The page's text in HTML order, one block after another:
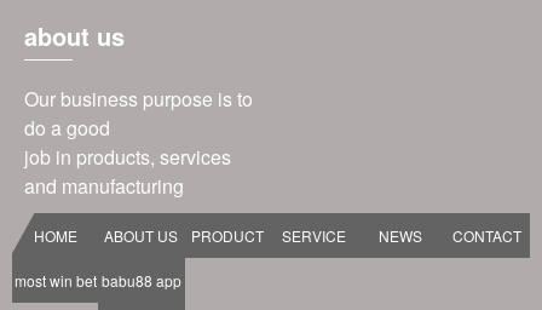
about us
Our business purpose is to
do a good
job in products, services
and manufacturing
HOME ABOUT US PRODUCT SERVICE NEWS CONTACT
most win bet babu88 app